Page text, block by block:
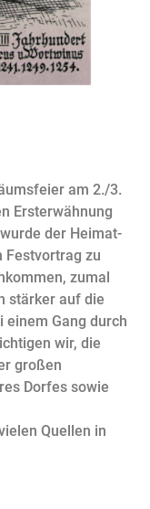
am 2./3.
Ersterwähnung
der Heimat-
Festvortrag zu
zumal
stärker auf die
einem Gang durch
wir, die
großen
Dorfes sowie
Quellen in